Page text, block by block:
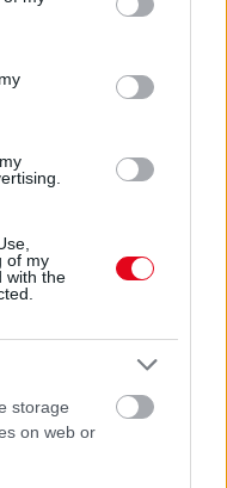
its third-party tags to
in below Google
of my
with the
storage
on web or
a hiányállapot – az